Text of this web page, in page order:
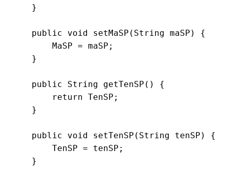
    }
    public void setMaSP(String maSP) {
        MaSP = maSP;
    }
    public String getTenSP() {
        return TenSP;
    }
    public void setTenSP(String tenSP) {
        TenSP = tenSP;
    }